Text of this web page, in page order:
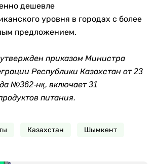
дешевле
уровня в городах с более
предложением.
приказом Министра
Республики Казахстан от 23
№362-нқ, включает 31
питания.
Казахстан Шымкент